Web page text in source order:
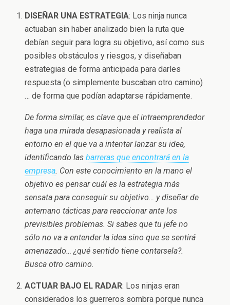
DISEÑAR UNA ESTRATEGIA: Los ninja nunca
actuaban sin haber analizado bien la ruta que
debían seguir para logra su objetivo, así como sus
posibles obstáculos y riesgos, y diseñaban
estrategias de forma anticipada para darles
respuesta (o simplemente buscaban otro camino)
… de forma que podían adaptarse rápidamente.
De forma similar, es clave que el intraemprendedor
haga una mirada desapasionada y realista al
entorno en el que va a intentar lanzar su idea,
identificando lasbarreras que encontrará en la
empresa. Con este conocimiento en la mano el
objetivo es pensar cuál es la estrategia más
sensata para conseguir su objetivo… y diseñar de
antemano tácticas para reaccionar ante los
previsibles problemas. Si sabes que tu jefe no
sólo no va a entender la idea sino que se sentirá
amenazado… ¿qué sentido tiene contarsela?.
Busca otro camino.
ACTUAR BAJO EL RADAR: Los ninjas eran
considerados los guerreros sombra porque nunca